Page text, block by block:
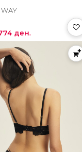
ден.